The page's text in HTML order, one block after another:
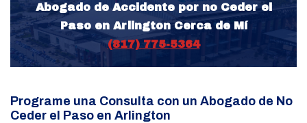
Abogado de Accidente por no Ceder el
Paso en Arlington Cerca de Mí
(817) 775-5364
Programe una Consulta con un Abogado de No
Ceder el Paso en Arlington